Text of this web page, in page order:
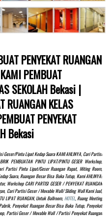
PENYEKAT RUANGAN
PEMBUAT
SEKOLAH Bekasi |
RUANGAN KELAS
PENYEKAT
Bekasi
pintu Lipat Kedap Suara KAMI AHLINYA, Cari Partisi
PEMBUATAN PINTU LIPAT/PINTU GESER Workshop,
Partisi Pintu Lipat/Geser Ruangan Rapat, Miting Room,
Suara, Ruangan Besar Bisa Buka Tutup, Kami AHLINYA!
Workshop CARI PARTISI GESER / PENYEKAT RUANGAN
Cari Partisi Geser / Movable Wall/ Sliding Wall Kami Jual,
LIPAT RUANGAN, Untuk Ballroom, HOTEL, Ruang Meeting
Penyekat Ruangan Besar Bisa Buka Tutup, Penyekat
Partisi Geser / Movable Wall / Partisi Penyekat Ruangan